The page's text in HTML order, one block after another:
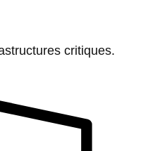
critiques.